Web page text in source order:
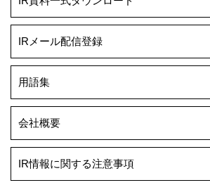
IRメール配信登録
用語集
会社概要
IR情報に関する注意事項